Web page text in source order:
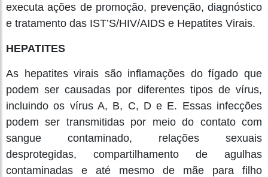
executa ações de promoção, prevenção, diagnóstico
e tratamento das IST’S/HIV/AIDS e Hepatites Virais.
HEPATITES
As hepatites virais são inflamações do fígado que
podem ser causadas por diferentes tipos de vírus,
incluindo os vírus A, B, C, D e E. Essas infecções
podem ser transmitidas por meio do contato com
sangue contaminado, relações sexuais
desprotegidas, compartilhamento de agulhas
contaminadas e até mesmo de mãe para filho